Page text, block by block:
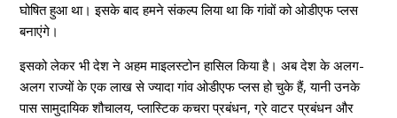
घोषित हुआ था। इसके बाद हमने संकल्प लिया था कि गांवों को ओडीएफ प्लस
बनाएंगे।
इसको लेकर भी देश ने अहम माइलस्टोन हासिल किया है। अब देश के अलग-
अलग राज्यों के एक लाख से ज्यादा गांव ओडीएफ प्लस हो चुके हैं, यानी उनके
पास सामुदायिक शौचालय, प्लास्टिक कचरा प्रबंधन, ग्रे वाटर प्रबंधन और